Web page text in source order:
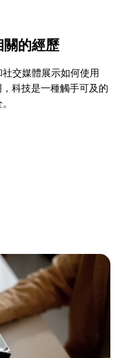
的經歷
交媒體展示如何使用
科技是一種觸手可及的